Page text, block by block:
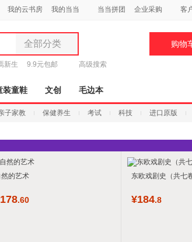
我的云书房 我的当当 当当拼团 企业采购 客
全部分类
全部分类
图书
电子书
音像
母婴用品
玩具
童装童鞋
新生 9.9元包邮 高级搜索
购物
装童鞋 文创 毛边本
子家教 保健养生 考试 科技 进口原版
然的艺术
178.60
东欧戏剧史（共七
¥184.8